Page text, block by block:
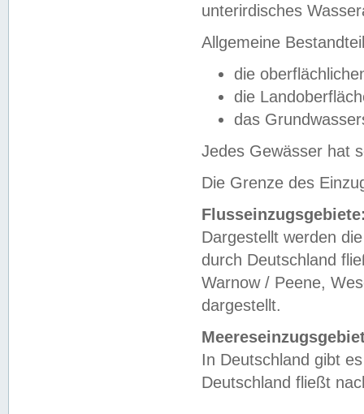
unterirdisches
Allgemeine
die
die
das
Jedes Gewässer hat
Die Grenze des
Dargestellt werden
durch Deutschland
Warnow / Peene,
dargestellt.
In Deutschland gibt
Deutschland fließt